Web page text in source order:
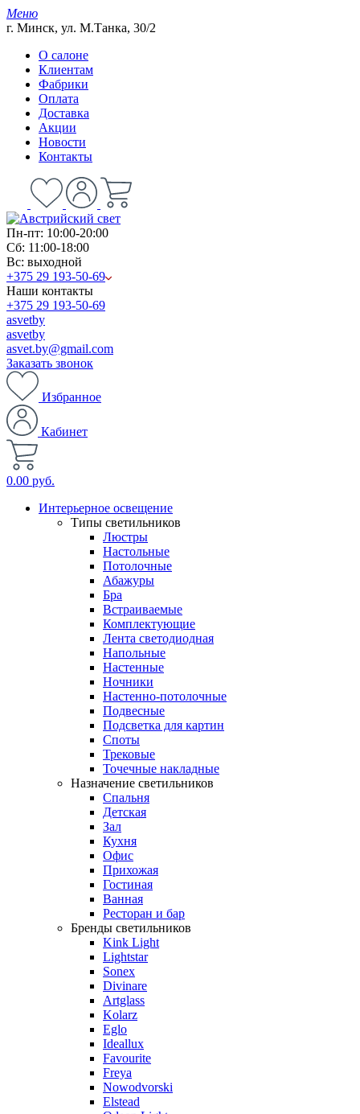
Меню
г. Минск, ул. М.Танка, 30/2
О салоне
Клиентам
Фабрики
Оплата
Доставка
Акции
Новости
Контакты
Пн-пт: 10:00-20:00
Сб: 11:00-18:00
Вс: выходной
+375 29 193-50-69
Наши контакты
+375 29 193-50-69
asvetby
asvetby
asvet.by@gmail.com
Заказать звонок
Избранное
Кабинет
0.00 руб.
Интерьерное освещение
Типы светильников
Люстры
Настольные
Потолочные
Абажуры
Бра
Встраиваемые
Комплектующие
Лента светодиодная
Напольные
Настенные
Ночники
Настенно-потолочные
Подвесные
Подсветка для картин
Споты
Трековые
Точечные накладные
Назначение светильников
Спальня
Детская
Зал
Кухня
Офис
Прихожая
Гостиная
Ванная
Ресторан и бар
Бренды светильников
Kink Light
Lightstar
Sonex
Divinare
Artglass
Kolarz
Eglo
Ideallux
Favourite
Freya
Nowodvorski
Elstead